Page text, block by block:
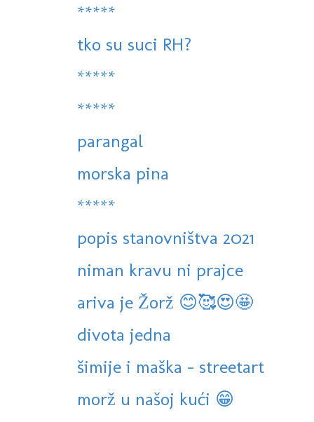
*****
tko su suci RH?
*****
*****
parangal
morska pina
*****
popis stanovništva 2021
niman kravu ni prajce
ariva je Žorž 😊🥰😍🤩
divota jedna
šimije i maška - streetart
morž u našoj kući 😁